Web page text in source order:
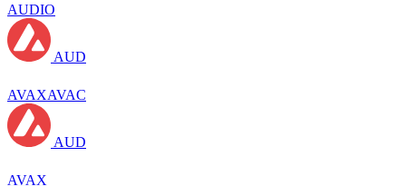
AUDIO
AUD
AVAXAVAC
AUD
AVAX